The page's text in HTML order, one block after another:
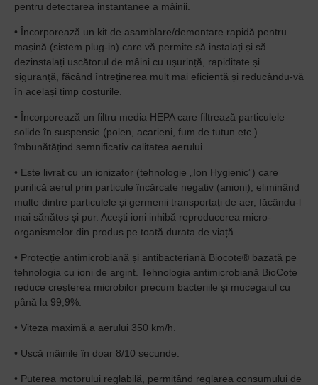
pentru detectarea instantanee a mâinii.
• Încorporează un kit de asamblare/demontare rapidă pentru
mașină (sistem plug-in) care vă permite să instalați și să
dezinstalați uscătorul de mâini cu ușurință, rapiditate și
siguranță, făcând întreținerea mult mai eficientă și reducându-vă
în același timp costurile.
• Încorporează un filtru media HEPA care filtrează particulele
solide în suspensie (polen, acarieni, fum de tutun etc.)
îmbunătățind semnificativ calitatea aerului.
• Este livrat cu un ionizator (tehnologie „Ion Hygienic”) care
purifică aerul prin particule încărcate negativ (anioni), eliminând
multe dintre particulele și germenii transportați de aer, făcându-l
mai sănătos și pur. Acești ioni inhibă reproducerea micro-
organismelor din produs pe toată durata de viață.
• Protecție antimicrobiană și antibacteriană Biocote® bazată pe
tehnologia cu ioni de argint. Tehnologia antimicrobiană BioCote
reduce creșterea microbilor precum bacteriile și mucegaiul cu
până la 99,9%.
• Viteza maximă a aerului 350 km/h.
• Uscă mâinile în doar 8/10 secunde.
• Puterea motorului reglabilă, permițând reglarea consumului de